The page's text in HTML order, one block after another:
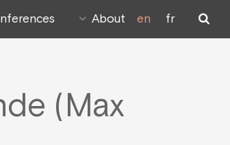
About en fr
(Max